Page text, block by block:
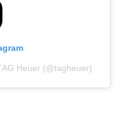
Heuer (@tagheuer)